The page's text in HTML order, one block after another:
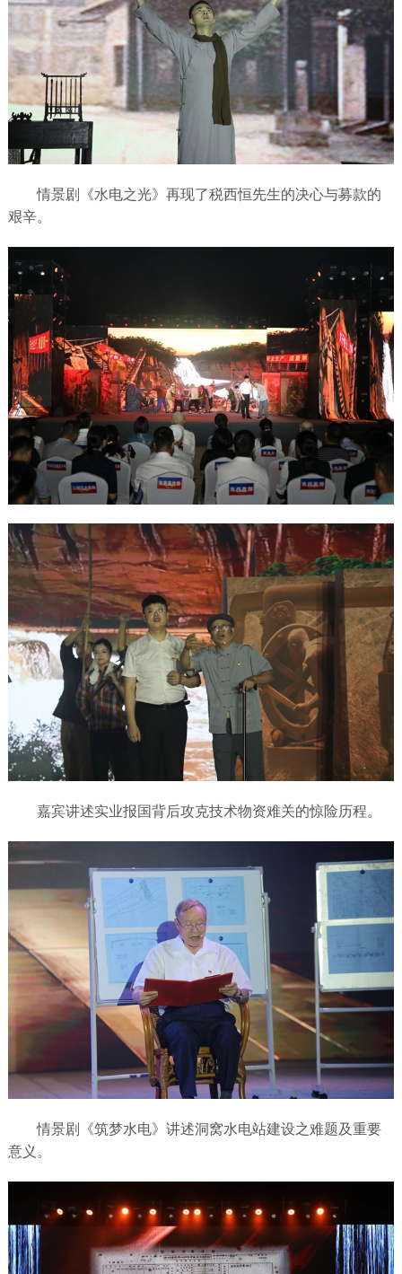
情景剧《水电之光》再现了税西恒先生的决心与募款的
艰辛。
嘉宾讲述实业报国背后攻克技术物资难关的惊险历程。
情景剧《筑梦水电》讲述洞窝水电站建设之难题及重要
意义。